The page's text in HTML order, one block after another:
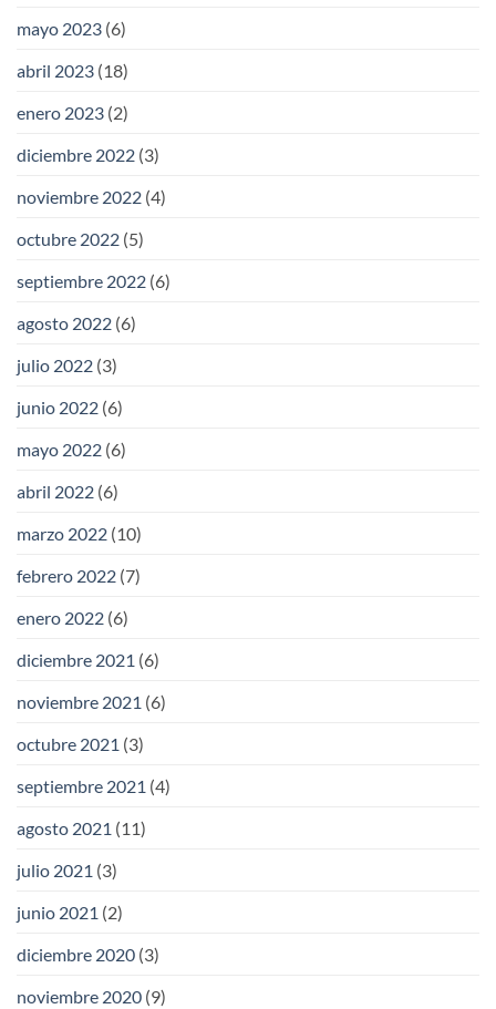
mayo 2023 (6)
abril 2023 (18)
enero 2023 (2)
diciembre 2022 (3)
noviembre 2022 (4)
octubre 2022 (5)
septiembre 2022 (6)
agosto 2022 (6)
julio 2022 (3)
junio 2022 (6)
mayo 2022 (6)
abril 2022 (6)
marzo 2022 (10)
febrero 2022 (7)
enero 2022 (6)
diciembre 2021 (6)
noviembre 2021 (6)
octubre 2021 (3)
septiembre 2021 (4)
agosto 2021 (11)
julio 2021 (3)
junio 2021 (2)
diciembre 2020 (3)
noviembre 2020 (9)